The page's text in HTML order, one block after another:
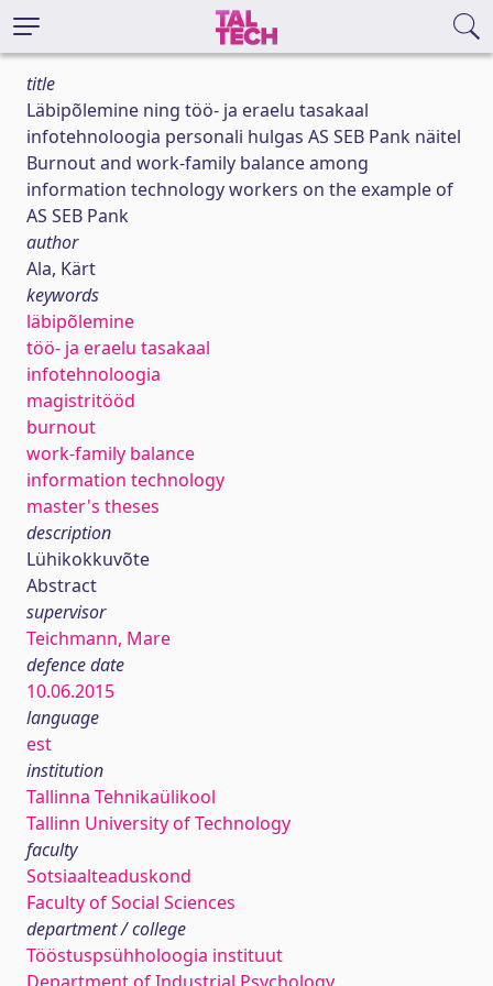
title
Läbipõlemine ning töö- ja eraelu tasakaal
infotehnoloogia personali hulgas AS SEB Pank näitel
Burnout and work-family balance among
information technology workers on the example of
AS SEB Pank
author
Ala, Kärt
keywords
läbipõlemine
töö- ja eraelu tasakaal
infotehnoloogia
magistritööd
burnout
work-family balance
information technology
master's theses
description
Lühikokkuvõte
Abstract
supervisor
Teichmann, Mare
defence date
10.06.2015
language
est
institution
Tallinna Tehnikaülikool
Tallinn University of Technology
faculty
Sotsiaalteaduskond
Faculty of Social Sciences
department / college
Tööstuspsühholoogia instituut